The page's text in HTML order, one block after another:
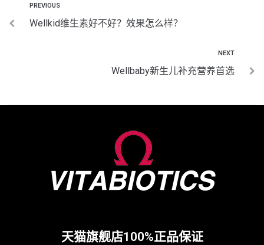
PREVIOUS
Wellkid维生素好不好？效果怎么样？
NEXT
Wellbaby新生儿补充营养首选
天猫旗舰店100%正品保证